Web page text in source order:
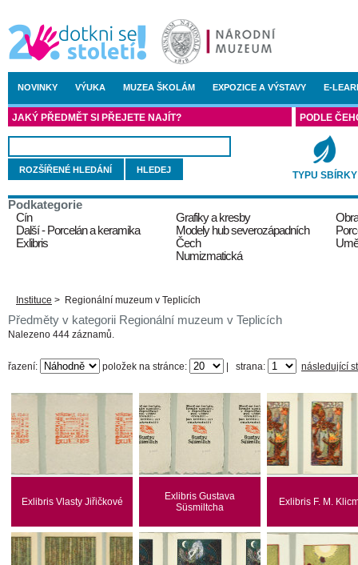
NOVINKY VÝUKA MUZEA ŠKOLÁM EXPOZICE A VÝSTAVY E-
JAKÝ PŘEDMĚT SI PŘEJETE NAJÍT?
ROZŠÍŘENÉ HLEDÁNÍ
PODLE
TYPU SBÍRKY
Podkategorie
Cín
Další - Porcelán a keramika
Exlibris
Grafiky a kresby
Modely hub severozápadních
Čech
Numizmatická
Instituce > Regionální muzeum v Teplicích
Předměty v kategorii Regionální muzeum v Teplicích
Nalezeno 444 záznamů.
řazení: položek na stránce: strana: následující
Exlibris Vlasty Jiřičkové
Exlibris Gustava
Süsmiltcha
Exlibris F. M.